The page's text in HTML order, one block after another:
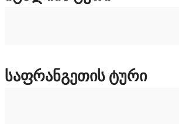
ᲡᲐᲤᲠᲐᲜᲒᲔᲗᲘᲡ ᲢᲣᲠᲘ